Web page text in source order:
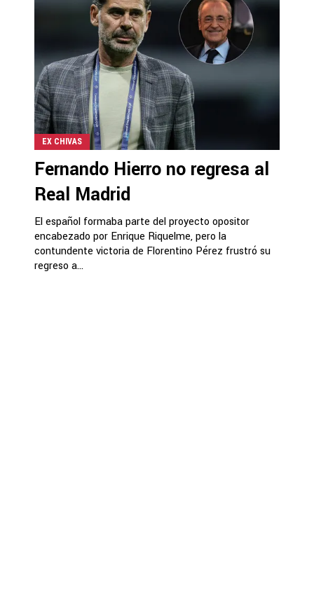
EX CHIVAS
Fernando Hierro no regresa al
Real Madrid
El español formaba parte del proyecto opositor
encabezado por Enrique Riquelme, pero la
contundente victoria de Florentino Pérez frustró su
regreso a...